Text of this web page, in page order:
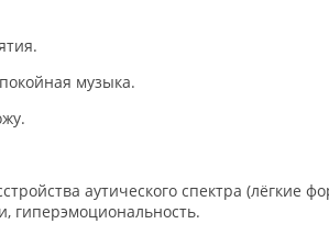
музыка.
аутического спектра
гиперэмоциональность.